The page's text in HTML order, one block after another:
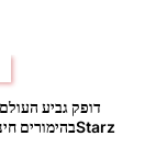
בהימורים חינם בכל שבוע ב-888Starz